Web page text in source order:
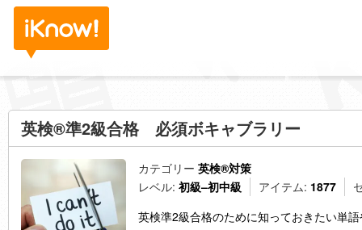
英検®準2級合格 必須ボキャブラリー
カテゴリー 英検®対策
レベル: 初級–初中級 アイテム: 1877
英検準2級合格のために知っておきたい単